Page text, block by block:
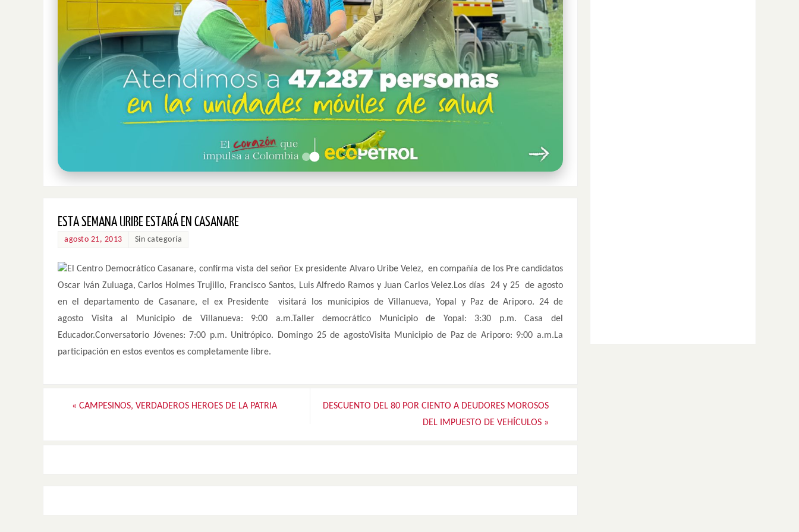
ESTA SEMANA URIBE ESTARÁ EN CASANARE
agosto 21, 2013 Sin categoría
El Centro Democrático Casanare, confirma vista del señor Ex presidente Alvaro Uribe Velez, en compañía de los Pre candidatos
Oscar Iván Zuluaga, Carlos Holmes Trujillo, Francisco Santos, Luis Alfredo Ramos y Juan Carlos Velez.Los días 24 y 25 de agosto
en el departamento de Casanare, el ex Presidente visitará los municipios de Villanueva, Yopal y Paz de Ariporo. 24 de
agosto Visita al Municipio de Villanueva: 9:00 a.m.Taller democrático Municipio de Yopal: 3:30 p.m. Casa del
Educador.Conversatorio Jóvenes: 7:00 p.m. Unitrópico. Domingo 25 de agostoVisita Municipio de Paz de Ariporo: 9:00 a.m.La
participación en estos eventos es completamente libre.
« CAMPESINOS, VERDADEROS HEROES DE LA PATRIA
DESCUENTO DEL 80 POR CIENTO A DEUDORES MOROSOS
DEL IMPUESTO DE VEHÍCULOS »